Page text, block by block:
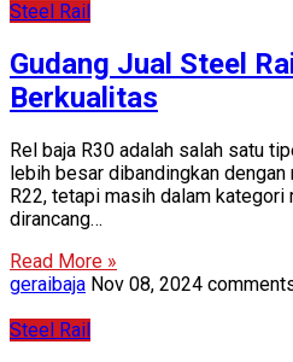
Steel Rail
Gudang Jual Steel
Berkualitas
Rel baja R30 adalah salah satu
lebih besar dibandingkan
R22, tetapi masih dalam kategori
dirancang…
Read More »
geraibaja Nov 08, 2024
Steel Rail